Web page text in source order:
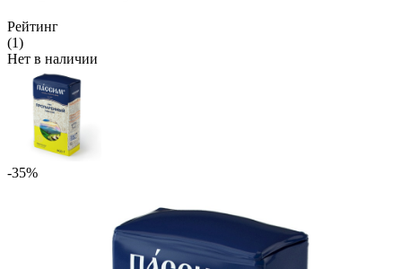
Рейтинг
(1)
Нет в наличии
-35%